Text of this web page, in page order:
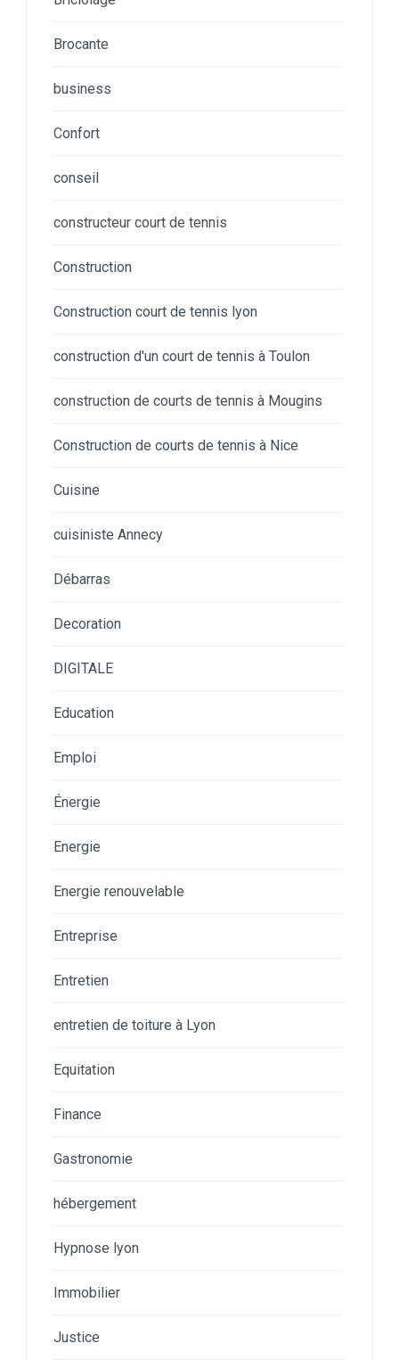
Brocante
business
Confort
conseil
constructeur court de tennis
Construction
Construction court de tennis lyon
construction d'un court de tennis à Toulon
construction de courts de tennis à Mougins
Construction de courts de tennis à Nice
Cuisine
cuisiniste Annecy
Débarras
Decoration
DIGITALE
Education
Emploi
Énergie
Energie
Energie renouvelable
Entreprise
Entretien
entretien de toiture à Lyon
Equitation
Finance
Gastronomie
hébergement
Hypnose lyon
Immobilier
Justice